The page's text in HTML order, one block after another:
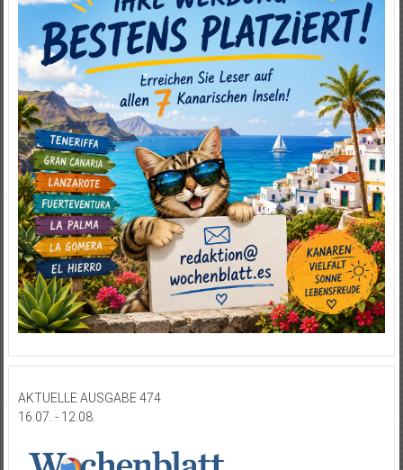
AKTUELLE AUSGABE 474
16.07. - 12.08.